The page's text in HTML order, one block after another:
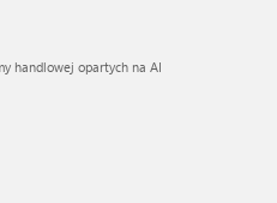
handlowej opartych na AI